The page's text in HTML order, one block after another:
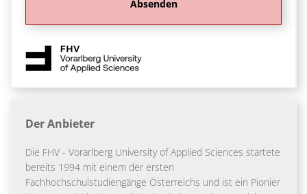
Der Anbieter
Die FHV - Vorarlberg University of Applied Sciences startete
bereits 1994 mit einem der ersten
Fachhochschulstudiengänge Österreichs und ist ein Pionier